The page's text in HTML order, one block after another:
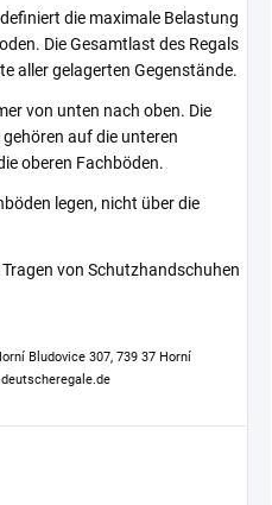
die maximale Belastung
Die Gesamtlast des Regals
aller gelagerten Gegenstände.
von unten nach oben. Die
auf die unteren
oberen Fachböden.
legen, nicht über die
von Schutzhandschuhen
Bludovice 307, 739 37 Horní